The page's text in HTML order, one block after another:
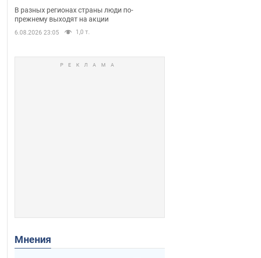
массовые митинги за
возвращение Федорова. Фото и
видео
В разных регионах страны люди по-
прежнему выходят на акции
6.08.2026 23:05 1,0 т.
Мнения